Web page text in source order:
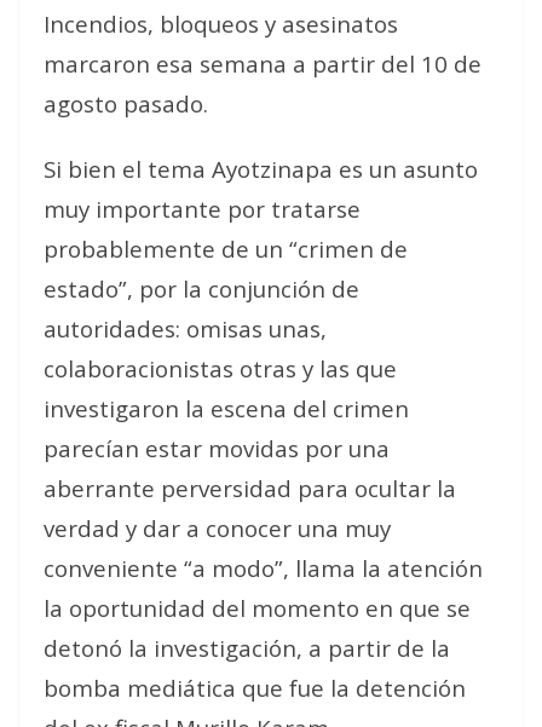
Incendios, bloqueos y asesinatos
marcaron esa semana a partir del 10 de
agosto pasado.
Si bien el tema Ayotzinapa es un asunto
muy importante por tratarse
probablemente de un “crimen de
estado”, por la conjunción de
autoridades: omisas unas,
colaboracionistas otras y las que
investigaron la escena del crimen
parecían estar movidas por una
aberrante perversidad para ocultar la
verdad y dar a conocer una muy
conveniente “a modo”, llama la atención
la oportunidad del momento en que se
detonó la investigación, a partir de la
bomba mediática que fue la detención